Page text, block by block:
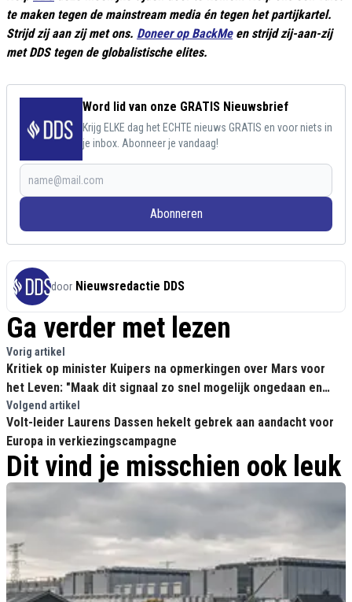
te maken tegen de mainstream media én tegen het partijkartel.
Strijd zij aan zij met ons. Doneer op BackMeen strijd zij-aan-zij
met DDS tegen de globalistische elites.
Word lid van onze GRATIS Nieuwsbrief
Krijg ELKE dag het ECHTE nieuws GRATIS en voor niets in
je inbox. Abonneer je vandaag!
Abonneren
door Nieuwsredactie DDS
Ga verder met lezen
Vorig artikel
Kritiek op minister Kuipers na opmerkingen over Mars voor
het Leven: "Maak dit signaal zo snel mogelijk ongedaan en
trek het bericht in!"
Volgend artikel
Volt-leider Laurens Dassen hekelt gebrek aan aandacht voor
Europa in verkiezingscampagne
Dit vind je misschien ook leuk